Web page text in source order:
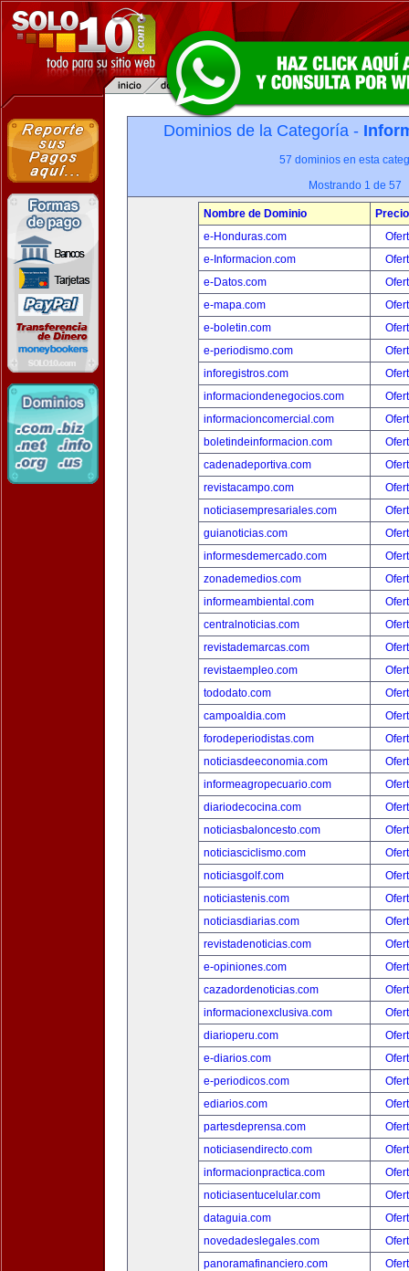
Dominios de la Categoría -
57 dominios en esta
Mostrando 1 de 57
Nombre de Dominio
Precio
e-Honduras.com
e-Informacion.com
e-Datos.com
e-mapa.com
e-boletin.com
e-periodismo.com
inforegistros.com
informaciondenegocios.com
informacioncomercial.com
boletindeinformacion.com
cadenadeportiva.com
revistacampo.com
noticiasempresariales.com
guianoticias.com
informesdemercado.com
zonademedios.com
informeambiental.com
centralnoticias.com
revistademarcas.com
revistaempleo.com
tododato.com
campoaldia.com
forodeperiodistas.com
noticiasdeeconomia.com
informeagropecuario.com
diariodecocina.com
noticiasbaloncesto.com
noticiasciclismo.com
noticiasgolf.com
noticiastenis.com
noticiasdiarias.com
revistadenoticias.com
e-opiniones.com
cazadordenoticias.com
informacionexclusiva.com
diarioperu.com
e-diarios.com
e-periodicos.com
ediarios.com
partesdeprensa.com
noticiasendirecto.com
informacionpractica.com
noticiasentucelular.com
dataguia.com
novedadeslegales.com
panoramafinanciero.com